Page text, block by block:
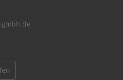
gmbh.de